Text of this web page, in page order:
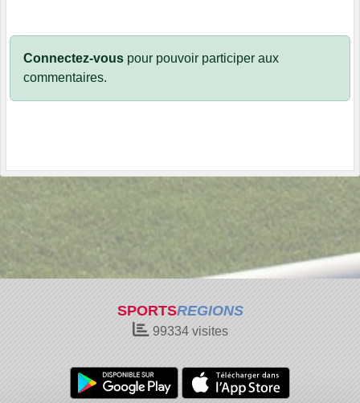
Connectez-vous pour pouvoir participer aux
commentaires.
SPORTSREGIONS
99334visites